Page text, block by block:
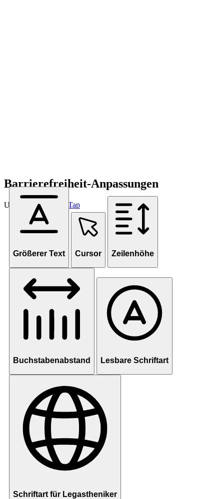
Barrierefreiheit-Anpassungen
Unterstützt von OneTap
Größerer Text Cursor Zeilenhöhe
Buchstabenabstand Lesbare Schriftart
Schriftart für Legastheniker